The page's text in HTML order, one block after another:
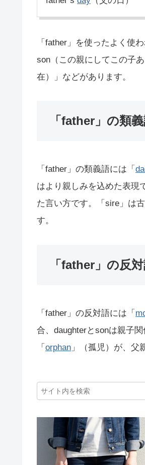
「father」を使ったよく使
son（この親にしてこの子
在）」などがあります。
「father」の類
「father」の類義語には「
はより親しみを込めた表現
た言い方です。「sire」は
す。
「father」の反
「father」の反対語には「
合、daughterとsonは親子
「 orphan 」（孤児）が、父